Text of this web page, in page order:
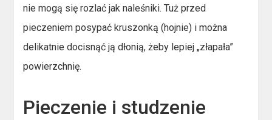
nie mogą się rozlać jak naleśniki. Tuż przed
pieczeniem posypać kruszonką (hojnie) i można
delikatnie docisnąć ją dłonią, żeby lepiej „złapała”
powierzchnię.
Pieczenie i studzenie